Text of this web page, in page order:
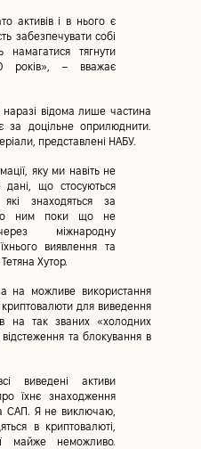
активів і в нього є
забезпечувати собі
намагатися тягнути
років», – вважає
наразі відома лише частина
за доцільне оприлюднити.
представлені НАБУ.
яку ми навіть не
що стосуються
які знаходяться за
по ним поки що не
міжнародну
виявлення та
Хутор.
на можливе використання
для виведення
на так званих «холодних
та блокування в
виведені активи
їхнє знаходження
САП. Я не виключаю,
в криптовалюті,
майже неможливо.